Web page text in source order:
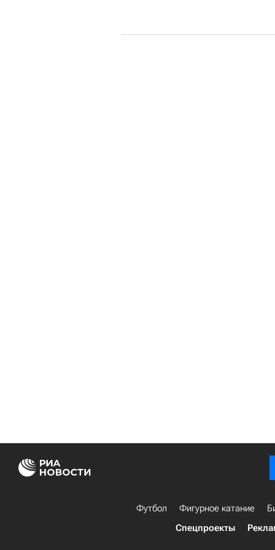
Футбол Фигурное катание
Спецпроекты